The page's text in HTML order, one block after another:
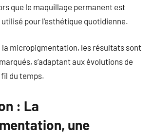
que le maquillage permanent est
pour l’esthétique quotidienne.
la micropigmentation, les résultats sont
s’adaptant aux évolutions de
du temps.
: La
une